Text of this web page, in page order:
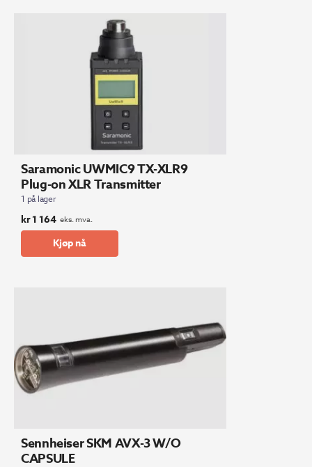
Saramonic UWMIC9 TX-XLR9
Plug-on XLR Transmitter
1 på lager
kr1 164 eks. mva.
Kjøp nå
Sennheiser SKM AVX-3 W/O
CAPSULE